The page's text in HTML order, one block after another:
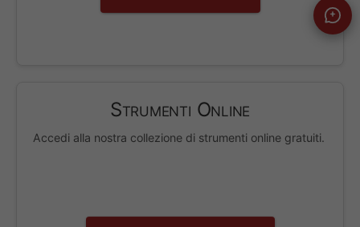
Strumenti Online
Accedi alla nostra collezione di strumenti online gratuiti.